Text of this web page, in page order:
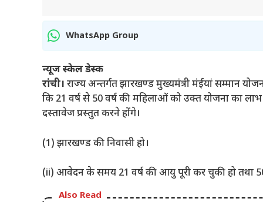
WhatsApp Group
न्यूज स्केल डेस्क
रांची। राज्य अन्तर्गत झारखण्ड मुख्यमंत्री मंईयां सम्मान
कि 21 वर्ष से 50 वर्ष की महिलाओं को उक्त योजना का लाभ
दस्तावेज प्रस्तुत करने होंगे।
(1) झारखण्ड की निवासी हो।
(ii) आवेदन के समय 21 वर्ष की आयु पूरी कर चुकी हो तथा
Also Read